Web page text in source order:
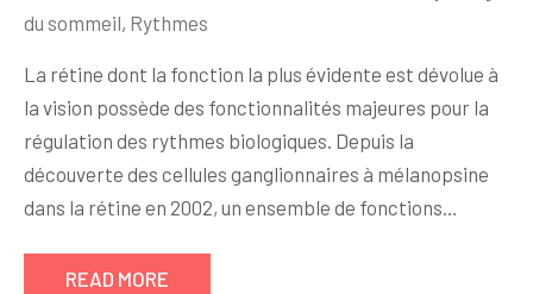
du sommeil, Rythmes
La rétine dont la fonction la plus évidente est dévolue à
la vision possède des fonctionnalités majeures pour la
régulation des rythmes biologiques. Depuis la
découverte des cellules ganglionnaires à mélanopsine
dans la rétine en 2002, un ensemble de fonctions…
READ MORE